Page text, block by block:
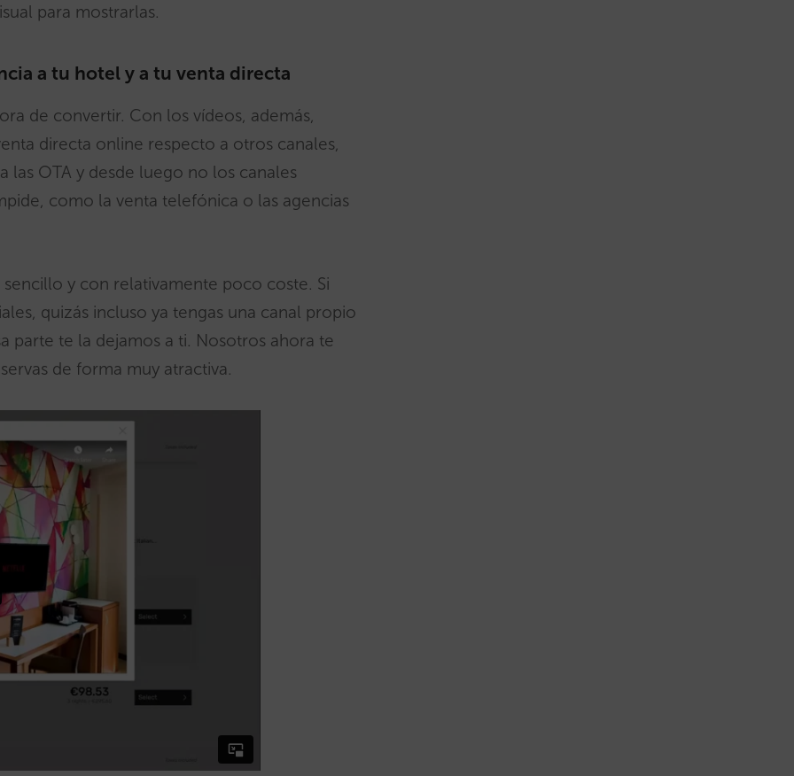
para mostrarlas.
a tu hotel y a tu venta directa
de convertir. Con los vídeos, además,
directa online respecto a otros canales,
OTA y desde luego no los canales
como la venta telefónica o las agencias
y con relativamente poco coste. Si
quizás incluso ya tengas una canal propio
parte te la dejamos a ti. Nosotros ahora te
de forma muy atractiva.